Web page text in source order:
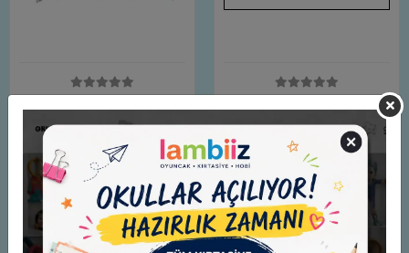
Ponart Seramik Kil 500gr
200,00 TL
Adet
Sepete Ekle
Jovi Seramik Oyun Hamuru
250Gr Beyaz (Pure White)
200,00 TL
Adet
Stokta Yok